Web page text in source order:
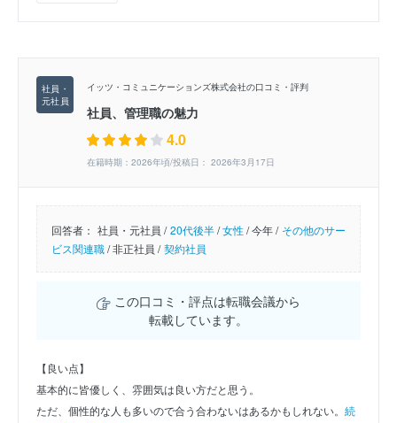
イッツ・コミュニケーションズ株式会社の口コミ・評判
社員、管理職の魅力
4.0
在籍時期：2026年頃/投稿日： 2026年3月17日
回答者： 社員・元社員 / 20代後半/女性/今年 / その他のサー
ビス関連職/非正社員 / 契約社員
この口コミ・評点は転職会議から
転載しています。
【良い点】
基本的に皆優しく、雰囲気は良い方だと思う。
ただ、個性的な人も多いので合う合わないはあるかもしれない。 続